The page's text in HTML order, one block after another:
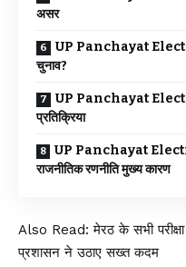
असर
UP Panchayat
चुनाव?
UP Panchayat
प्रतिक्रिया
UP Panchayat
राजनीतिक रणनीति मुख्य कारण
Also Read:मेरठ के सभी
प्रशासन ने उठाए सख्त कदम